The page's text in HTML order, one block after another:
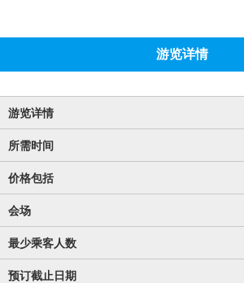
游览详情
游览详情
所需时间
价格包括
会场
最少乘客人数
预订截止日期